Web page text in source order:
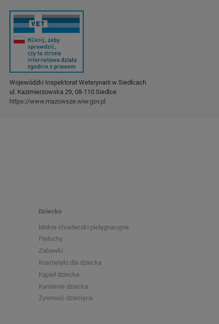
Wojewódzki Inspektorat Weterynarii w Siedlcach
ul. Kazimierzowska 29, 08-110 Siedlce
https://www.mazowsze.wiw.gov.pl
Dziecko
Mokre chusteczki pielęgnacyjne
Pieluchy
Zabawki
Kosmetyki dla dziecka
Kąpiel dziecka
Kamienie dziecka
Żywność dziecięca